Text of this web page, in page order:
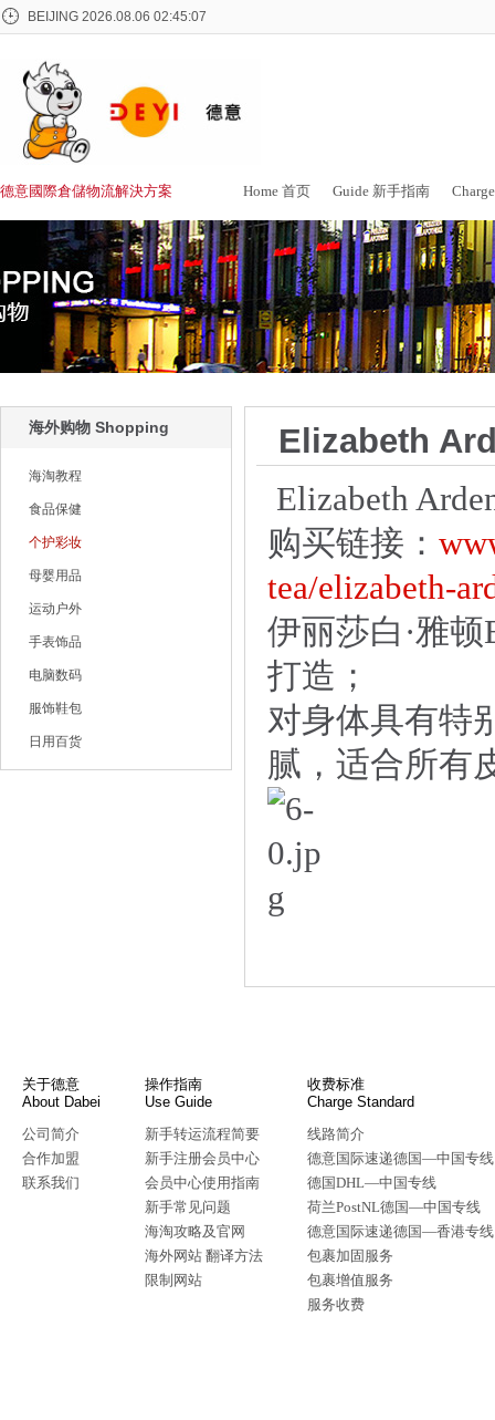
BEIJING 2026.08.06 02:45:08
德意國際倉儲物流解決方案 Home 首页 Guide 新手指南
海外购物 Shopping
海淘教程
食品保健
个护彩妆
母婴用品
运动户外
手表饰品
电脑数码
服饰鞋包
日用百货
Elizabeth
Elizabeth
购买链接：
tea/elizabeth-
伊丽莎白·雅
打造；
对身体具有特
腻，适合所有
关于德意
About Dabei
公司简介
合作加盟
联系我们
操作指南
Use Guide
新手转运流程简要
新手注册会员中心
会员中心使用指南
新手常见问题
海淘攻略及官网
海外网站 翻译方法
限制网站
收费标准
Charge Standard
线路简介
德意国际速递德国—中国专线
德国DHL—中国专线
荷兰PostNL德国—中国专线
德意国际速递德国—香港专线
包裹加固服务
包裹增值服务
服务收费